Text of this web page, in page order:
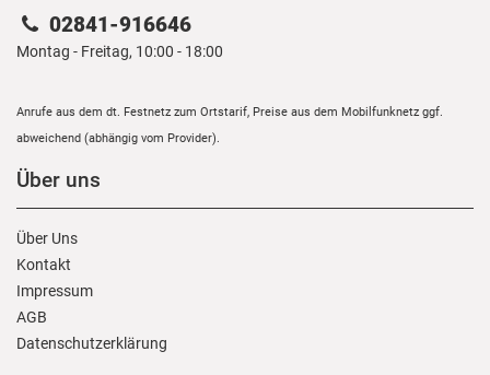
02841-916646
Montag - Freitag, 10:00 - 18:00
Anrufe aus dem dt. Festnetz zum Ortstarif, Preise aus dem Mobilfunknetz ggf.
abweichend (abhängig vom Provider).
Über uns
Über Uns
Kontakt
Impressum
AGB
Daten­schutz­erklärung